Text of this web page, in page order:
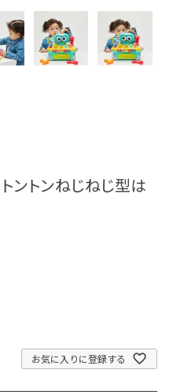
ントンねじねじ型は
お気に入りに登録する